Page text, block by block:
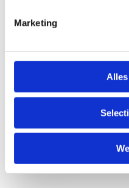
Marketing
Anti-Robot Verification
Click to start
Verzend